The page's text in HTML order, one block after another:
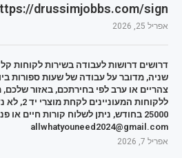
drussimjobbs.com/sign/
אפריל 25, 2026
שניה, מדובר על עבודה של שעות ספורות
צהריים או ערב לפי בחירתכם, באזור שלכם,
25000 בחודש, ניתן לשלוח קורות חיים
allwhatyouneed2024@gmail.com
אפריל 7, 2026